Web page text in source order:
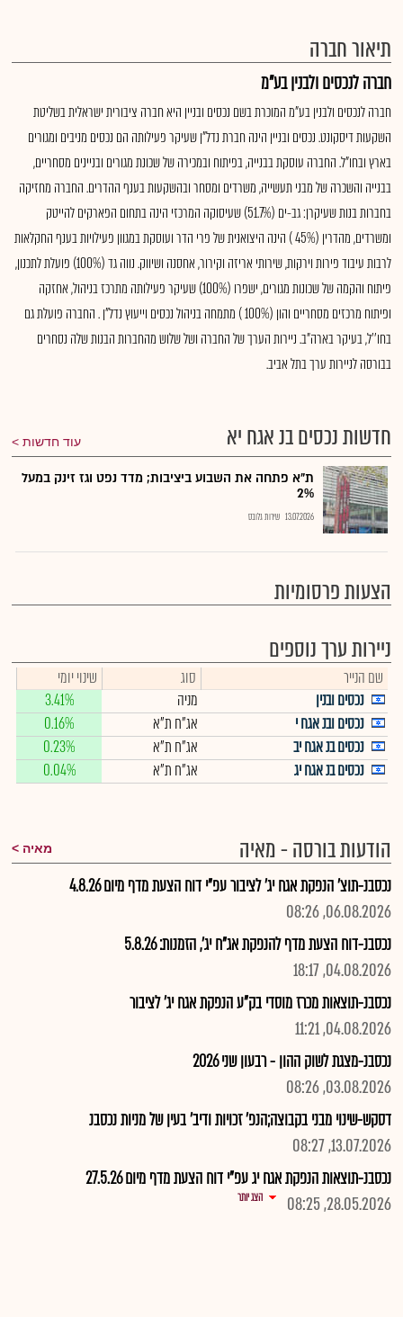
תיאור חברה
חברה לנכסים ולבנין בע"מ
חברה לנכסים ולבנין בע"מ המוכרת בשם נכסים ובניין היא חברה ציבורית ישראלית בשליטת
השקעות דיסקונט. נכסים ובניין הינה חברת נדל"ן שעיקר פעילותה הם נכסים מניבים ומגורים
בארץ ובחו"ל. החברה עוסקת בבנייה, בפיתוח ובמכירה של שכונת מגורים ובניינים מסחריים,
בבנייה והשכרה של מבני תעשייה, משרדים ומסחר ובהשקעות בענף ההדרים. החברה מחזיקה
בחברות בנות שעיקרן: גב-ים (51.7%) שעיסוקה המרכזי הינה בתחום הפארקים להייטק
ומשרדים, מהדרין (45% ) הינה היצואנית של פרי הדר ועוסקת במגוון פעילויות בענף החקלאות
לרבות עיבוד פירות וירקות, שירותי אריזה וקירור, אחסנה ושיווק. נווה גד (100%) פועלת לתכנון,
פיתוח והקמה של שכונות מגורים, ישפרו (100%) שעיקר פעילותה מתרכז בניהול, אחזקה
ופיתוח מרכזים מסחריים והון (100% ) מתמחה בניהול נכסים וייעוץ נדל"ן . החברה פועלת גם
בחו''ל, בעיקר בארה"ב. ניירות הערך של החברה ושל שלוש מהחברות הבנות שלה נסחרים
בבורסה לניירות ערך בתל אביב.
חדשות נכסים בנ אגח יא עוד חדשות
ת"א פתחה את השבוע ביציבות; מדד נפט וגז זינק במעל
2%
13.07.2026 שירות גלובס
הצעות פרסומיות
ניירות ערך נוספים
שם הנייר סוג
שינוי יומי
נכסים ובנין
מניה
3.41%
נכסים ובנ אגח י
אג"ח ת"א
0.16%
נכסים בנ אגח יב
אג"ח ת"א
0.23%
נכסים בנ אגח יג
אג"ח ת"א 0.04%
הודעות בורסה - מאיה מאיה
נכסבנ-תוצ' הנפקת אגח יג' לציבור עפ"י דוח הצעת מדף מיום 4.8.26
06.08.2026, 08:26
נכסבנ-דוח הצעת מדף להנפקת אג"ח יג', הזמנות: 5.8.26
04.08.2026, 18:17
נכסבנ-תוצאות מכרז מוסדי בק"ע הנפקת אגח יג' לציבור
04.08.2026, 11:21
נכסבנ-מצגת לשוק ההון - רבעון שני 2026
03.08.2026, 08:26
דסקש-שינוי מבני בקבוצה;הנפ' זכויות ודיב' בעין של מניות נכסבנ
13.07.2026, 08:27
נכסבנ-תוצאות הנפקת אגח יג עפ"י דוח הצעת מדף מיום 27.5.26
28.05.2026, 08:25
הצג יותר